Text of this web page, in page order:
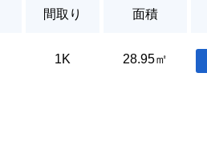
間取り 面積
1K 28.95㎡